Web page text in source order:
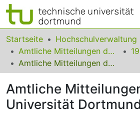
Bereiche & Sammlungen
Das gesamte Repositorium
FAQ
Startseite
Hochschulverwaltung
Amtliche Mitteilungen der Technischen Universität Dortmund
Amtliche Mitteilungen der Universität Dortmund Nr. 19/86
Amtliche
Universität